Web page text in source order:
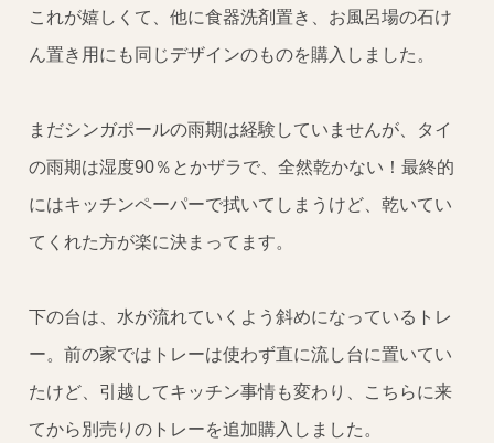
これが嬉しくて、他に食器洗剤置き、お風呂場の石け
ん置き用にも同じデザインのものを購入しました。
まだシンガポールの雨期は経験していませんが、タイ
の雨期は湿度90％とかザラで、全然乾かない！最終的
にはキッチンペーパーで拭いてしまうけど、乾いてい
てくれた方が楽に決まってます。
下の台は、水が流れていくよう斜めになっているトレ
ー。前の家ではトレーは使わず直に流し台に置いてい
たけど、引越してキッチン事情も変わり、こちらに来
てから別売りのトレーを追加購入しました。